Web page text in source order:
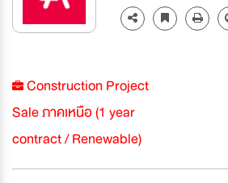
Construction Project
Sale ภาคเหนือ (1 year
contract / Renewable)